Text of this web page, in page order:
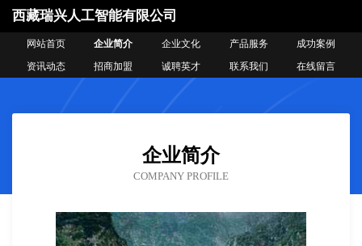
西藏瑞兴人工智能有限公司
网站首页 企业简介 企业文化 产品服务
成功案例
资讯动态
招商加盟 诚聘英才 联系我们 在线留言
企业简介
COMPANY PROFILE